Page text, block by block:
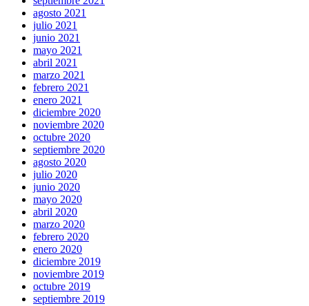
agosto 2021
julio 2021
junio 2021
mayo 2021
abril 2021
marzo 2021
febrero 2021
enero 2021
diciembre 2020
noviembre 2020
octubre 2020
septiembre 2020
agosto 2020
julio 2020
junio 2020
mayo 2020
abril 2020
marzo 2020
febrero 2020
enero 2020
diciembre 2019
noviembre 2019
octubre 2019
septiembre 2019